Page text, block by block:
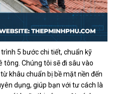
5 bước chi tiết, chuẩn kỹ
Chúng tôi sẽ đi sâu vào
khâu chuẩn bị bề mặt nền đến
dụng, giúp bạn với tư cách là